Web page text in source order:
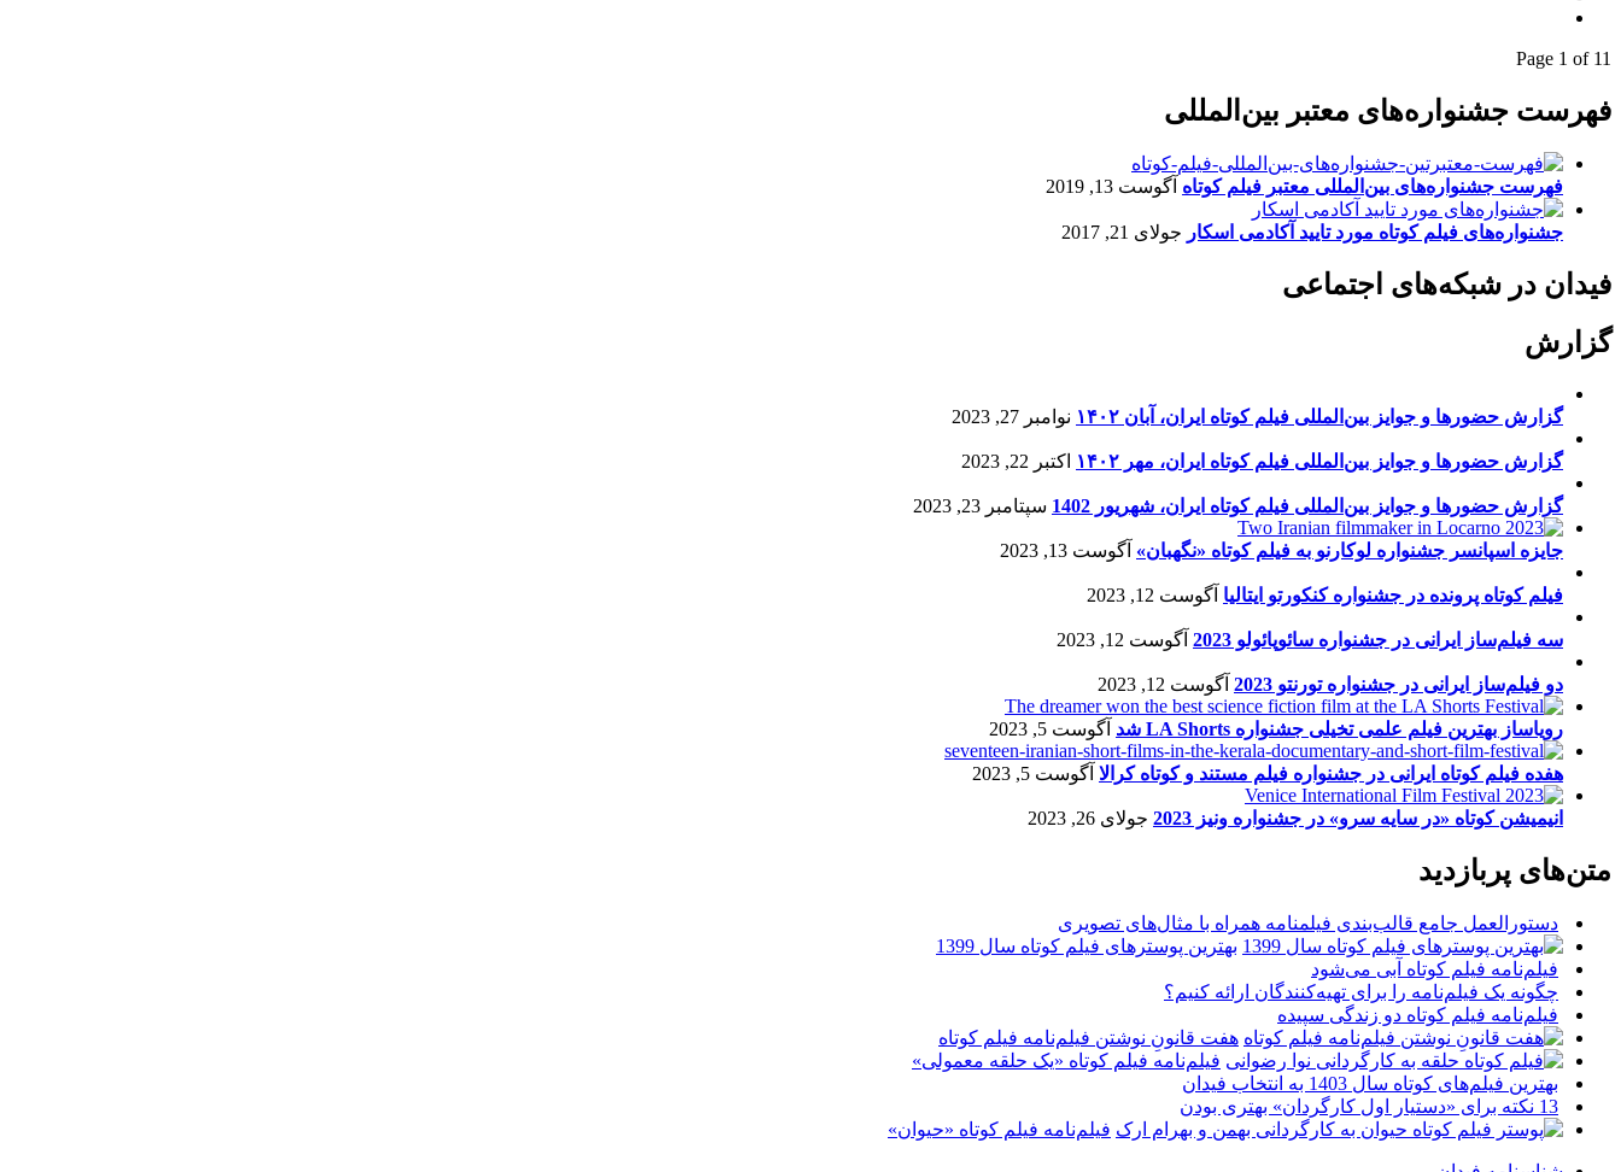
Page 1 of 11
فهرست جشنواره‌های معتبر بین‌المللی
فهرست جشنواره‌های بین‌المللی معتبر فیلم کوتاه آگوست 13, 2019
جشنواره‌های فیلم کوتاه مورد تایید آکادمی اسکار جولای 21, 2017
فیدان در شبکه‌های اجتماعی
گزارش
گزارش حضورها و جوایز بین‌المللی فیلم کوتاه ایران، آبان ۱۴۰۲ نوامبر 27, 2023
گزارش حضورها و جوایز بین‌المللی فیلم کوتاه ایران، مهر ۱۴۰۲ اکتبر 22, 2023
گزارش حضورها و جوایز بین‌المللی فیلم کوتاه ایران، شهریور 1402 سپتامبر 23, 2023
جایزه اسپانسر جشنواره لوکارنو به فیلم کوتاه «نگهبان» آگوست 13, 2023
فیلم کوتاه پرونده در جشنواره کنکورتو ایتالیا آگوست 12, 2023
سه فیلم‌ساز ایرانی در جشنواره سائوپائولو 2023 آگوست 12, 2023
دو فیلم‌ساز ایرانی در جشنواره تورنتو 2023 آگوست 12, 2023
رویاساز بهترین فیلم علمی تخیلی جشنواره LA Shorts شد آگوست 5, 2023
هفده فیلم کوتاه ایرانی در جشنواره فیلم مستند و کوتاه کرالا آگوست 5, 2023
انیمیشن کوتاه «در سایه سرو» در جشنواره ونیز 2023 جولای 26, 2023
متن‌های پربازدید
دستورالعمل جامع قالب‌بندی فیلمنامه همراه با مثال‌های تصویری
بهترین پوسترهای فیلم کوتاه سال 1399
فیلم‌نامه فیلم کوتاه آبی می‌شود
چگونه یک فیلم‌نامه را برای تهیه‌کنندگان ارائه کنیم؟
فیلم‌نامه فیلم کوتاه دو زندگی سپیده
هفت قانونِ نوشتن فیلم‌نامه فیلم کوتاه
فیلم‌نامه فیلم کوتاه «یک حلقه معمولی»
بهترین فیلم‌های کوتاه سال 1403 به انتخاب فیدان
13 نکته برای «دستیار اول کارگردان» بهتری بودن
فیلم‌نامه فیلم کوتاه «حیوان»